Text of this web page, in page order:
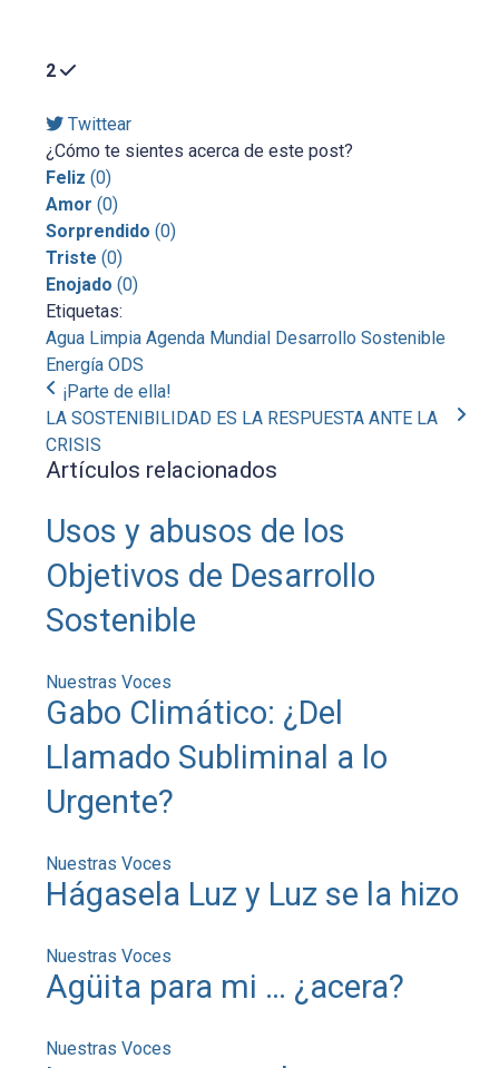
2
Twittear
¿Cómo te sientes acerca de este post?
Feliz (0)
Amor (0)
Sorprendido (0)
Triste (0)
Enojado (0)
Etiquetas:
Agua Limpia Agenda Mundial Desarrollo Sostenible
Energía ODS
¡Parte de ella!
LA SOSTENIBILIDAD ES LA RESPUESTA ANTE LA
CRISIS
Artículos relacionados
Usos y abusos de los
Objetivos de Desarrollo
Sostenible
Nuestras Voces
Gabo Climático: ¿Del
Llamado Subliminal a lo
Urgente?
Nuestras Voces
Hágasela Luz y Luz se la hizo
Nuestras Voces
Agüita para mi … ¿acera?
Nuestras Voces